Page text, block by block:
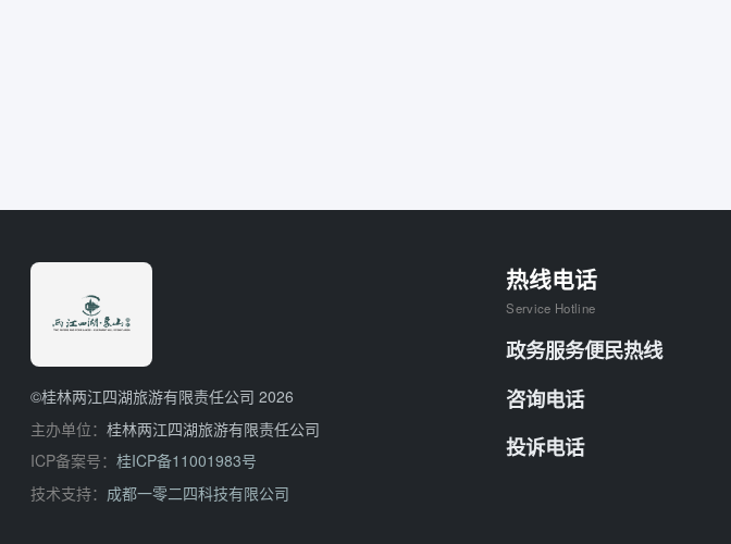
©桂林两江四湖旅游有限责任公司 2026
主办单位： 桂林两江四湖旅游有限责任公司
ICP备案号： 桂ICP备11001983号
技术支持： 成都一零二四科技有限公司
热线电话
Service Hotline
政务服务便民热线
咨询电话
投诉电话